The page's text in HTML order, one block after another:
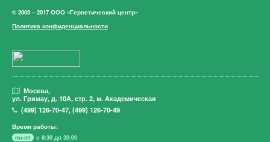
© 2005 – 2017 ООО «Герпетический центр»
Политика конфиденциальности
Москва,
ул. Гримау, д. 10А, стр. 2, м. Академическая
(499)126-70-47,(499)126-70-49
Время работы:
пн-пт
с 8:30 до 20:00